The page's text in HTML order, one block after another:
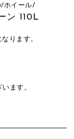
/ホイール/
ン 110L
ります。
ます。